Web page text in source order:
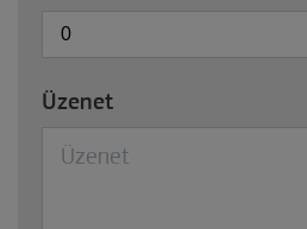
0
Üzenet